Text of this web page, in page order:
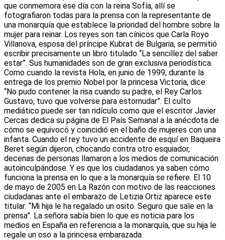
que conmemora ese día con la reina Sofía, allí se
fotografiaron todas para la prensa con la representante de
una monarquía que establece la prioridad del hombre sobre la
mujer para reinar. Los reyes son tan cínicos que Carla Royo
Villanova, esposa del príncipe Kubrat de Bulgaria, se permitió
escribir precisamente un libro titulado “La sencillez del saber
estar”. Sus humanidades son de gran exclusiva periodística.
Como cuando la revista Hola, en junio de 1999, durante la
entrega de los premio Nobel por la princesa Victoria, dice:
“No pudo contener la risa cuando su padre, el Rey Carlos
Gustavo, tuvo que volverse para estornudar”. El culto
mediático puede ser tan ridículo como que el escritor Javier
Cercas dedica su página de El País Semanal a la anécdota de
cómo se equivocó y coincidió en el baño de mujeres con una
infanta. Cuando el rey tuvo un accidente de esquí en Baqueira
Beret según dijeron, chocando contra otro esquiador,
decenas de personas llamaron a los medios de comunicación
autoinculpándose. Y es que los ciudadanos ya saben cómo
funciona la prensa en lo que a la monarquía se refiere. El 10
de mayo de 2005 en La Razón con motivo de las reacciones
ciudadanas ante el embarazo de Letizia Ortiz aparece este
titular: “Mi hija le ha regalado un osito. Seguro que sale en la
prensa”. La señora sabía bien lo que es noticia para los
medios en España en referencia a la monarquía, que su hija le
regale un oso a la princesa embarazada.